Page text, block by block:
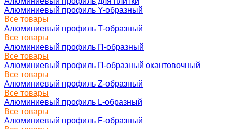
Алюминиевый профиль Y-образный
Все товары
Алюминиевый профиль Т-образный
Все товары
Алюминиевый профиль П-образный
Все товары
Алюминиевый профиль П-образный окантовочный
Все товары
Алюминиевый профиль Z-образный
Все товары
Алюминиевый профиль L-образный
Все товары
Алюминиевый профиль F-образный